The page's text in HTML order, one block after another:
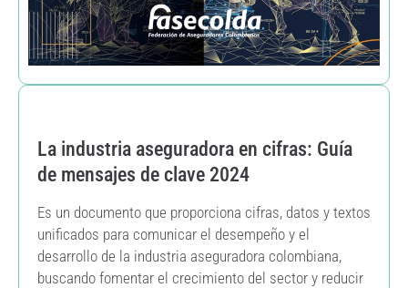
La industria aseguradora en cifras: Guía
de mensajes de clave 2024
Es un documento que proporciona cifras, datos y textos
unificados para comunicar el desempeño y el
desarrollo de la industria aseguradora colombiana,
buscando fomentar el crecimiento del sector y reducir